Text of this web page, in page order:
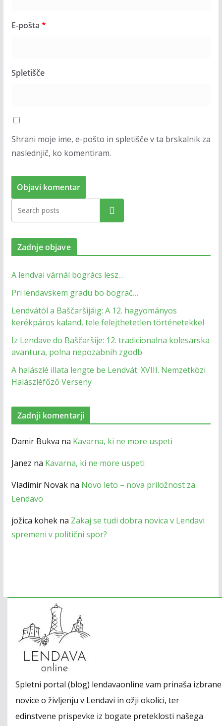
E-pošta *
Spletišče
Shrani moje ime, e-pošto in spletišče v ta brskalnik za
naslednjič, ko komentiram.
Zadnje objave
A lendvai várnál bogrács lesz…
Pri lendavskem gradu bo bograč…
Lendvától a Baščaršijáig: A 12. hagyományos
kerékpáros kaland, tele felejthetetlen történetekkel
Iz Lendave do Baščaršije: 12. tradicionalna kolesarska
avantura, polna nepozabnih zgodb
A halászlé illata lengte be Lendvát: XVIII. Nemzetközi
Halászléfőző Verseny
Zadnji komentarji
Damir Bukva na Kavarna, ki ne more uspeti
Janez na Kavarna, ki ne more uspeti
Vladimir Novakna Novo leto – nova priložnost za
Lendavo
jožica kohekna Zakaj se tudi dobra novica v Lendavi
spremeni v politični spor?
Spletni portal (blog) lendavaonline vam prinaša izbrane
novice o življenju v Lendavi in ožji okolici, ter
edinstvene prispevke iz bogate preteklosti našega